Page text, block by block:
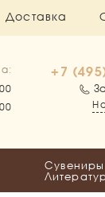
Доставка
+7
Сувениры